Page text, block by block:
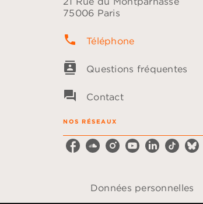
75006 Paris
phone Téléphone
contacts Questions fréquentes
question_answer Contact
NOS RÉSEAUX
Données personnelles